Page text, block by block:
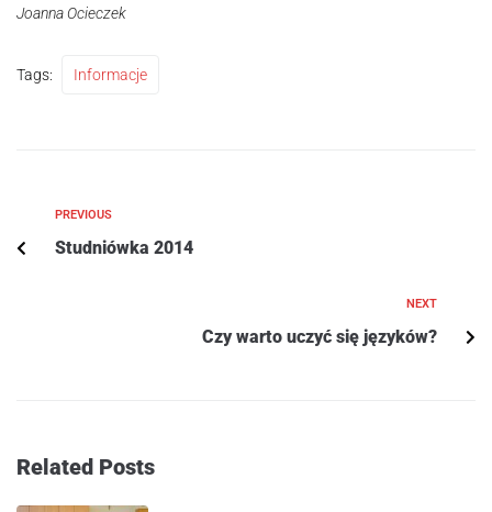
Joanna Ocieczek
Tags: Informacje
PREVIOUS
Studniówka 2014
NEXT
Czy warto uczyć się języków?
Related Posts